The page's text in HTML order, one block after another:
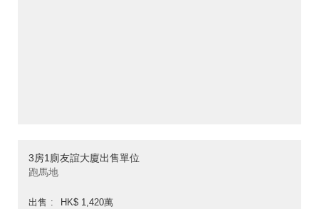
3房1廁友誼大廈出售單位
跑馬地
出售
HK$ 1,420萬